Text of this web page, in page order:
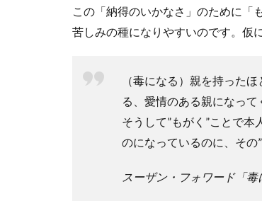
この「納得のいかなさ」のために「
苦しみの種になりやすいのです。仮
（毒になる）親を持った
る、愛情のある親になっ
そうして”もがく”ことで
のになっているのに、その
スーザン・フォワード「